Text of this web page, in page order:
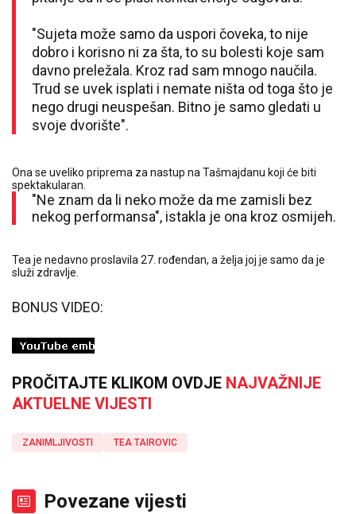
"Sujeta može samo da uspori čoveka, to nije
dobro i korisno ni za šta, to su bolesti koje sam
davno preležala. Kroz rad sam mnogo naučila.
Trud se uvek isplati i nemate ništa od toga što je
nego drugi neuspešan. Bitno je samo gledati u
svoje dvorište".
Ona se uveliko priprema za nastup na Tašmajdanu koji će biti
spektakularan.
"Ne znam da li neko može da me zamisli bez
nekog performansa", istakla je ona kroz osmijeh.
Tea je nedavno proslavila 27. rođendan, a želja joj je samo da je
služi zdravlje.
BONUS VIDEO:
PROČITAJTE KLIKOM OVDJE NAJVAŽNIJE
AKTUELNE VIJESTI
ZANIMLJIVOSTI TEA TAIROVIC
Povezane vijesti